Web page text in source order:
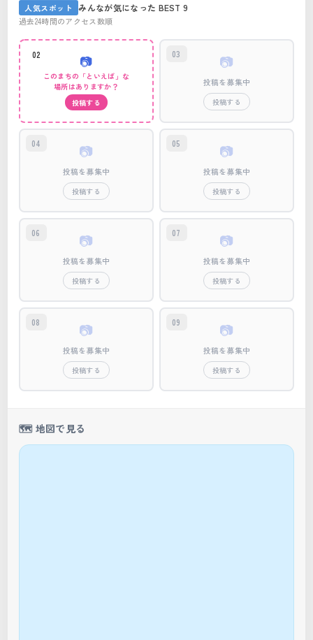
人気スポット みんなが気になった BEST 9
過去24時間のアクセス数順
金華山黄金山神社
02 📷
このまちの「といえば」な
場所はありますか？
投稿する
03 📷
投稿を募集中
投稿する
04 📷
投稿を募集中
投稿する
05 📷
投稿を募集中
投稿する
06 📷
投稿を募集中
投稿する
07 📷
投稿を募集中
投稿する
08 📷
投稿を募集中
投稿する
09 📷
投稿を募集中
投稿する
🗺️ 地図で見る